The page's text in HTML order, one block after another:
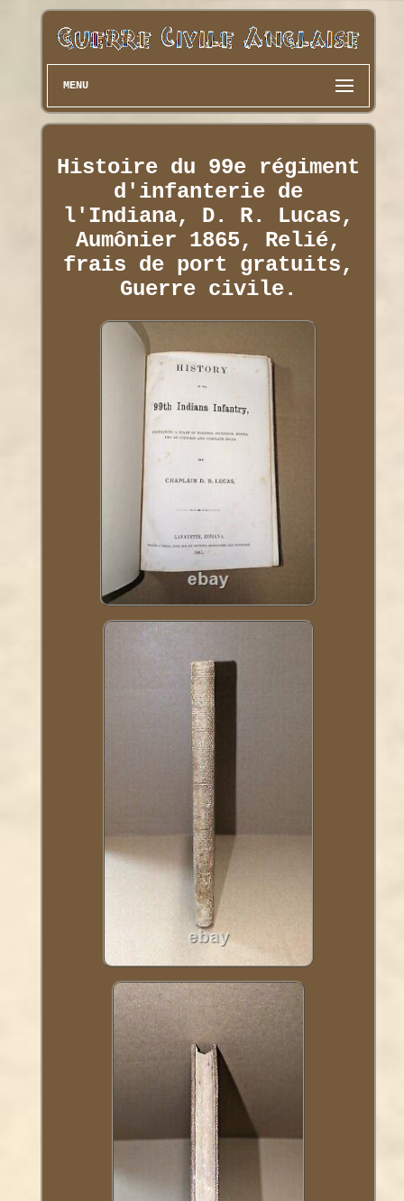
MENU
Histoire du 99e régiment
d'infanterie de
l'Indiana, D. R. Lucas,
Aumônier 1865, Relié,
frais de port gratuits,
Guerre civile.